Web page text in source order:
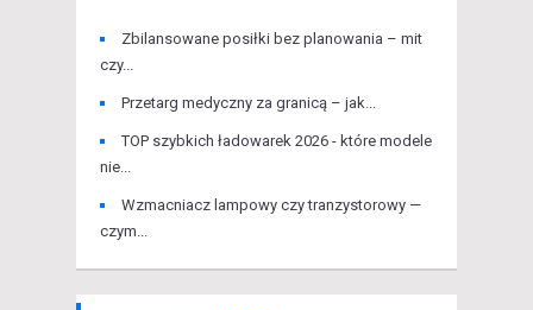
Zbilansowane posiłki bez planowania – mit
czy...
Przetarg medyczny za granicą – jak...
TOP szybkich ładowarek 2026 - które modele
nie...
Wzmacniacz lampowy czy tranzystorowy —
czym...